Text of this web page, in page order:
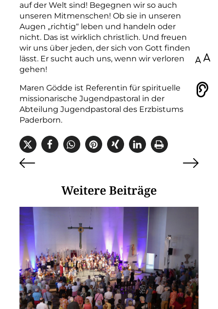
auf der Welt sind! Begegnen wir so auch
unseren Mitmenschen! Ob sie in unseren
Augen „richtig“ leben und handeln oder
nicht. Das ist wirklich christlich. Und freuen
wir uns über jeden, der sich von Gott finden
lässt. Er sucht auch uns, wenn wir verloren
gehen!
Maren Gödde ist Referentin für spirituelle
missionarische Jugendpastoral in der
Abteilung Jugendpastoral des Erzbistums
Paderborn.
Weitere Beiträge
100
Vorlesen